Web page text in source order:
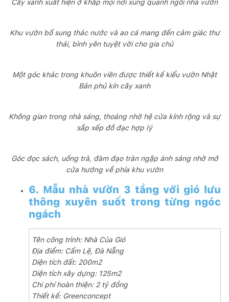
Cây xanh xuất hiện ở khắp mọi nơi xung quanh ngôi nhà vườn
Khu vườn bổ sung thác nước và ao cá mang đến cảm giác thư
thái, bình yên tuyệt vời cho gia chủ
Một góc khác trong khuôn viên được thiết kế kiểu vườn Nhật
Bản phủ kín cây xanh
Không gian trong nhà sáng, thoáng nhờ hệ cửa kính rộng và sự
sắp xếp đồ đạc hợp lý
Góc đọc sách, uống trà, đàm đạo tràn ngập ánh sáng nhờ mở
cửa hướng về phía khu vườn
6. Mẫu nhà vườn 3 tầng với gió lưu
thông xuyên suốt trong từng ngóc
ngách
Tên công trình: Nhà Của Gió
Địa điểm: Cẩm Lệ, Đà Nẵng
Diện tích đất: 200m2
Diện tích xây dựng: 125m2
Chi phí hoàn thiện: 2 tỷ đồng
Thiết kế: Greenconcept